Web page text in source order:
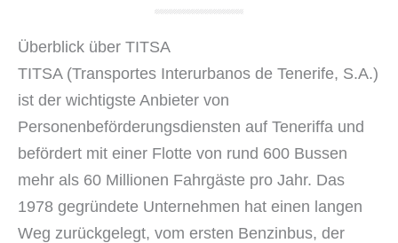
Überblick über TITSA
TITSA (Transportes Interurbanos de Tenerife, S.A.)
ist der wichtigste Anbieter von
Personenbeförderungsdiensten auf Teneriffa und
befördert mit einer Flotte von rund 600 Bussen
mehr als 60 Millionen Fahrgäste pro Jahr. Das
1978 gegründete Unternehmen hat einen langen
Weg zurückgelegt, vom ersten Benzinbus, der